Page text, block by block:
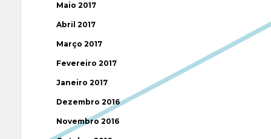
Maio 2017
Abril 2017
Março 2017
Fevereiro 2017
Janeiro 2017
Dezembro 2016
Novembro 2016